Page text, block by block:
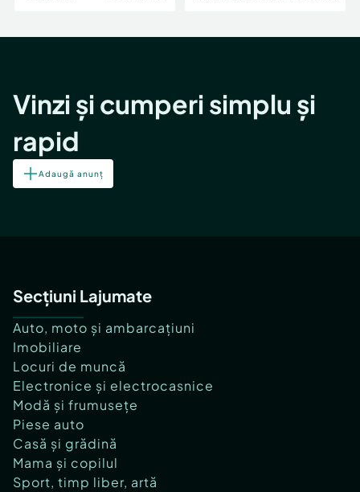
Vinzi și cumperi simplu și
rapid
Adaugă anunț
Secțiuni Lajumate
Auto, moto și ambarcațiuni
Imobiliare
Locuri de muncă
Electronice și electrocasnice
Modă și frumusețe
Piese auto
Casă și grădină
Mama și copilul
Sport, timp liber, artă